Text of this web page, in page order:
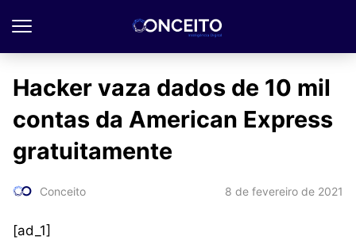
Hacker vaza dados de 10 mil
contas da American Express
gratuitamente
Conceito 8 de fevereiro de 2021
[ad_1]